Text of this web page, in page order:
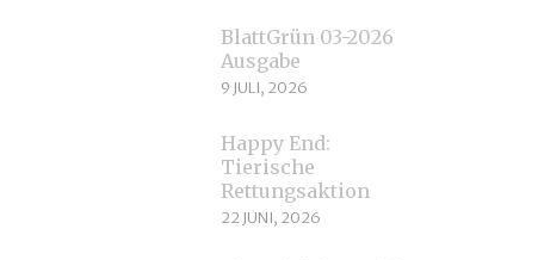
BlattGrün 03-2026
Ausgabe
9 JULI, 2026
Happy End:
Tierische
Rettungsaktion
22 JUNI, 2026